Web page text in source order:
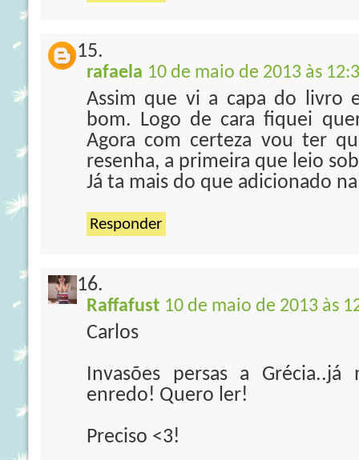
rafaela 10 de maio de 2013 às
Assim que vi a capa do livro
bom. Logo de cara fiquei
Agora com certeza vou ter
resenha, a primeira que leio
Já ta mais do que adicionado
Responder
Raffafust 10 de maio de 2013 às
Carlos
Invasões persas a
enredo! Quero ler!
Preciso <3!